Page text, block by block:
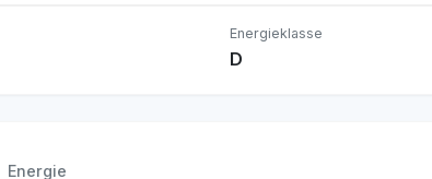
Energieklasse
D
Energie